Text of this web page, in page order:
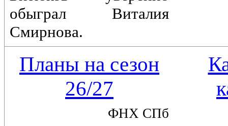
обыграл Виталия
Смирнова.
Планы на сезон
26/27
ФНХ СПб